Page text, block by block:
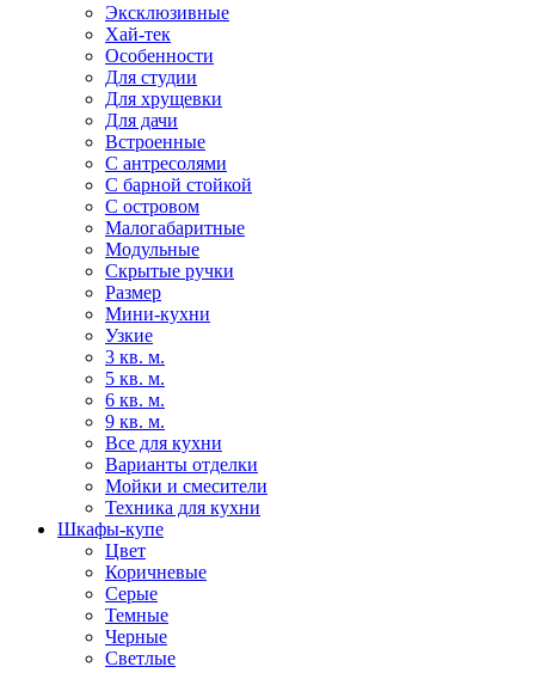
Эксклюзивные
Хай-тек
Особенности
Для студии
Для хрущевки
Для дачи
Встроенные
С антресолями
С барной стойкой
С островом
Малогабаритные
Модульные
Скрытые ручки
Размер
Мини-кухни
Узкие
3 кв. м.
5 кв. м.
6 кв. м.
9 кв. м.
Все для кухни
Варианты отделки
Мойки и смесители
Техника для кухни
Шкафы-купе
Цвет
Коричневые
Серые
Темные
Черные
Светлые